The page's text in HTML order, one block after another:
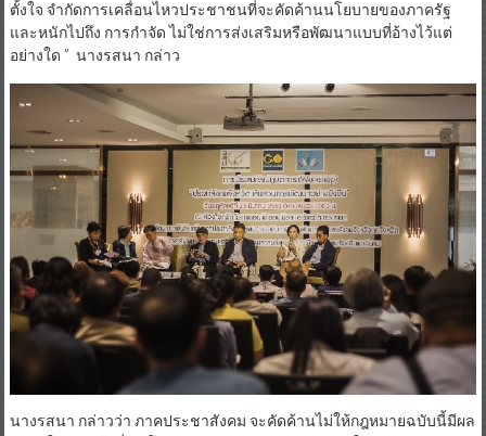
ตั้งใจ จำกัดการเคลื่อนไหวประชาชนที่จะคัดค้านนโยบายของภาครัฐ
และหนักไปถึง การกำจัด ไม่ใช่การส่งเสริมหรือพัฒนาแบบที่อ้างไว้แต่
อย่างใด ” นางรสนา กล่าว
นางรสนา กล่าวว่า ภาคประชาสังคม จะคัดค้านไม่ให้กฎหมายฉบับนี้มีผล